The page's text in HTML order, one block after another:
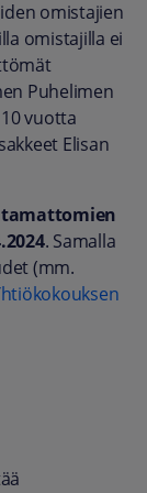
omistajien
omistajilla ei
Puhelimen
vuotta
Elisan
. Samalla
(mm.